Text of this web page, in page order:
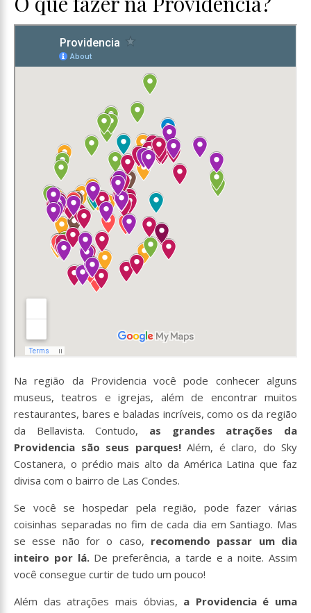
Na região da Providencia você pode conhecer alguns
museus, teatros e igrejas, além de encontrar muitos
restaurantes, bares e baladas incríveis, como os da região
da Bellavista. Contudo, as grandes atrações da
Providencia são seus parques!Além, é claro, do Sky
Costanera, o prédio mais alto da América Latina que faz
divisa com o bairro de Las Condes.
Se você se hospedar pela região, pode fazer várias
coisinhas separadas no fim de cada dia em Santiago. Mas
se esse não for o caso, recomendo passar um dia
inteiro por lá.De preferência, a tarde e a noite. Assim
você consegue curtir de tudo um pouco!
Além das atrações mais óbvias, a Providencia é uma